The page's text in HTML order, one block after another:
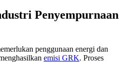
Penyempurnaan
penggunaan energi dan
emisi GRK. Proses